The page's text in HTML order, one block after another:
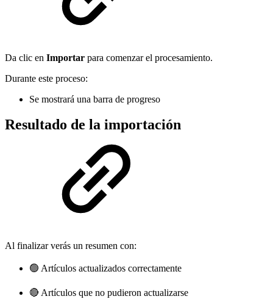
Da clic en Importar para comenzar el procesamiento.
Durante este proceso:
Se mostrará una barra de progreso
Resultado de la importación
Al finalizar verás un resumen con:
🟢 Artículos actualizados correctamente
🔴 Artículos que no pudieron actualizarse